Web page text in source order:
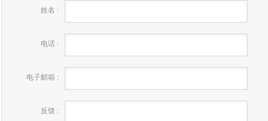
姓名 :
电话 :
电子邮箱 :
反馈 :